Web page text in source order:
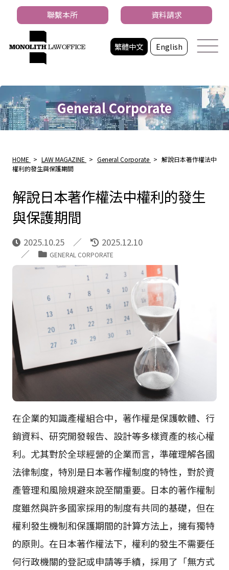
繁體中文 English
聯繫本所 資料請求
General Corporate
HOME > LAW MAGAZINE > General Corporate > 解說日本著作權法中
權利的發生與保護期間
解說日本著作權法中權利的發生
與保護期間
2025.10.25 2025.12.10
GENERAL CORPORATE
在企業的知識產權組合中，著作權是保護軟體、行
銷資料、研究開發報告、設計等多樣資產的核心權
利。尤其對於全球經營的企業而言，準確理解各國
法律制度，特別是日本著作權制度的特性，對於資
產管理和風險規避來說至關重要。日本的著作權制
度雖然與許多國家採用的制度有共同的基礎，但在
權利發生機制和保護期間的計算方法上，擁有獨特
的原則。在日本著作權法下，權利的發生不需要任
何行政機關的登記或申請等手續，採用了「無方式